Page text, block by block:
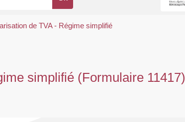
de TVA - Régime simplifié
simplifié (Formulaire 11417)